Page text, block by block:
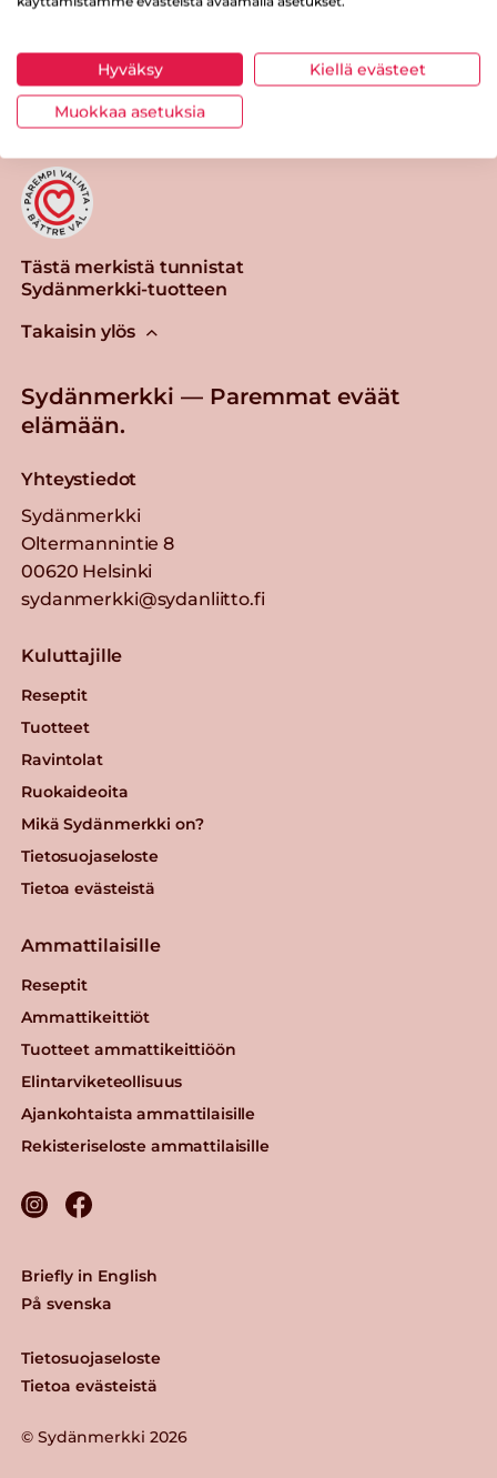
Tulosta sivu Jaa tuote
Tästä merkistä tunnistat
Sydänmerkki-tuotteen
Takaisin ylös
Sydänmerkki — Paremmat eväät
elämään.
Yhteystiedot
Sydänmerkki
Oltermannintie 8
00620 Helsinki
sydanmerkki@sydanliitto.fi
Kuluttajille
Reseptit
Tuotteet
Ravintolat
Ruokaideoita
Mikä Sydänmerkki on?
Tietosuojaseloste
Tietoa evästeistä
Ammattilaisille
Reseptit
Ammattikeittiöt
Tuotteet ammattikeittiöön
Elintarviketeollisuus
Ajankohtaista ammattilaisille
Rekisteriseloste ammattilaisille
© Sydänmerkki 2026
Tietosuojaseloste
Tietoa evästeistä
Briefly in English
På svenska
Hyväksy Kiellä evästeet
Muokkaa asetuksia